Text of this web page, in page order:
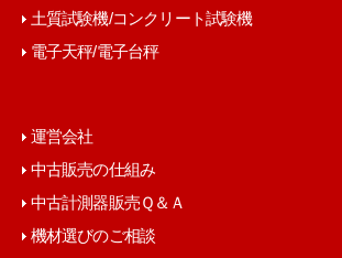
土質試験機/コンクリート試験機
電子天秤/電子台秤
運営会社
中古販売の仕組み
中古計測器販売Ｑ＆Ａ
機材選びのご相談